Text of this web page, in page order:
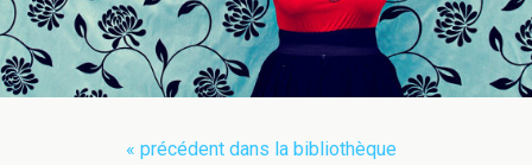
« précédent dans la bibliothèque